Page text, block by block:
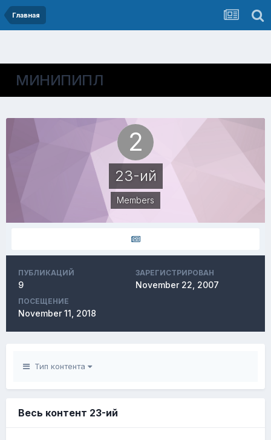
Главная
МИНИПИПЛ
23-ий
Members
ПУБЛИКАЦИЙ
9
ЗАРЕГИСТРИРОВАН
November 22, 2007
ПОСЕЩЕНИЕ
November 11, 2018
Тип контента
Весь контент 23-ий